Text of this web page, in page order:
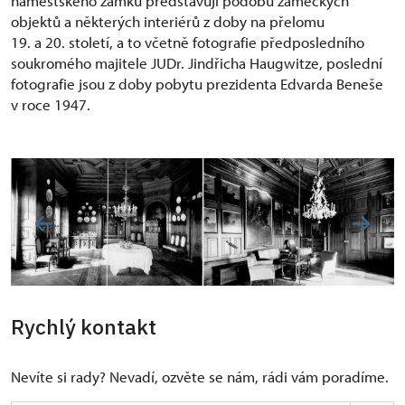
objektů a některých interiérů z doby na přelomu
19. a 20. století, a to včetně fotografie předposledního
soukromého majitele JUDr. Jindřicha Haugwitze, poslední
fotografie jsou z doby pobytu prezidenta Edvarda Beneše
v roce 1947.
Rychlý kontakt
Nevíte si rady? Nevadí, ozvěte se nám, rádi vám poradíme.